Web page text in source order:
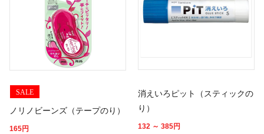
SALE
ノリノビーンズ（テープのり）
165円
消えいろピット（スティックの
り）
132 ～ 385円